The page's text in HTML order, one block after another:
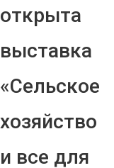
открыта
выставка
«Сельское
хозяйство
и все для